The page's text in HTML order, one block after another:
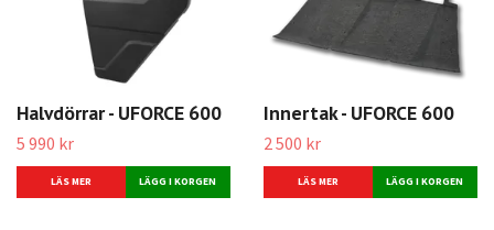
Halvdörrar - UFORCE 600
5 990 kr
LÄS MER
Innertak - UFORCE 600
2 500 kr
LÄS MER